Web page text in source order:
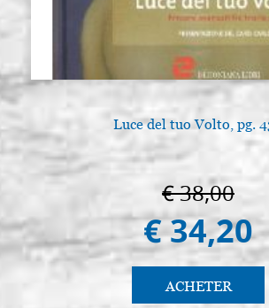
Luce del tuo Volto, pg.
€ 38,00
€ 34,20
ACHETER